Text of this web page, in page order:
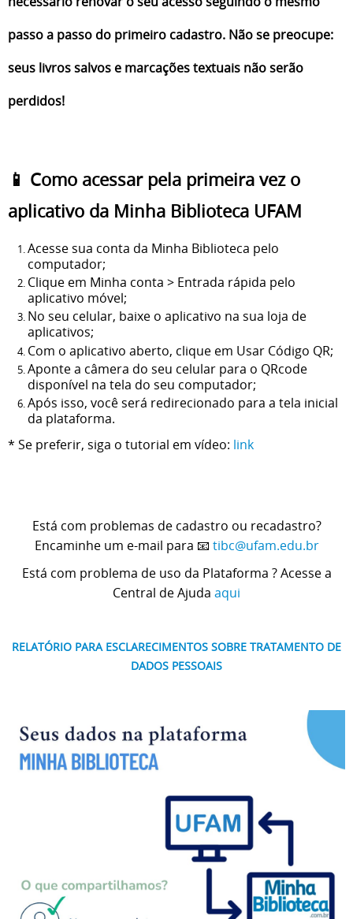
passo a passo do primeiro cadastro. Não se preocupe:
seus livros salvos e marcações textuais não serão
perdidos!
📱 Como acessar pela primeira vez o
aplicativo da Minha Biblioteca UFAM
Acesse sua conta da Minha Biblioteca pelo
computador;
Clique em Minha conta > Entrada rápida pelo
aplicativo móvel;
No seu celular, baixe o aplicativo na sua loja de
aplicativos;
Com o aplicativo aberto, clique em Usar Código QR;
Aponte a câmera do seu celular para o QRcode
disponível na tela do seu computador;
Após isso, você será redirecionado para a tela inicial
da plataforma.
* Se preferir, siga o tutorial em vídeo: link
Está com problemas de cadastro ou recadastro?
Encaminhe um e-mail para 📧 tibc@ufam.edu.br
Está com problema de uso da Plataforma ? Acesse a
Central de Ajuda aqui
RELATÓRIO PARA ESCLARECIMENTOS SOBRE TRATAMENTO DE
DADOS PESSOAIS